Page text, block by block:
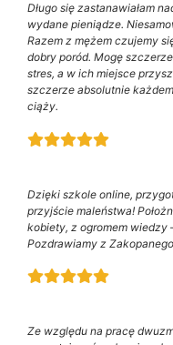
Długo się zastanawiałam
wydane pieniądze.
Razem z mężem czujemy
dobry poród. Mogę
stres, a w ich miejsce
szczerze absolutnie
ciąży.
Dzięki szkole online,
przyjście maleństwa!
kobiety, z ogromem wiedzy
Pozdrawiamy z
Ze względu na pracę